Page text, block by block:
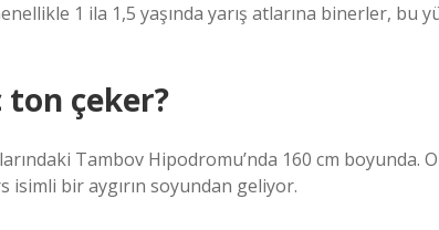
1 ila 1,5 yaşında yarış atlarına binerler, bu
ton çeker?
Tambov Hipodromu’nda 160 cm boyunda.
isimli bir aygırın soyundan geliyor.